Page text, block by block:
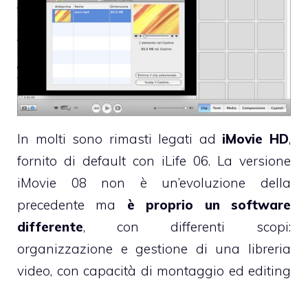
In molti sono rimasti legati ad iMovie HD,
fornito di default con iLife 06. La versione
iMovie 08 non è un’evoluzione della
precedente ma è proprio un software
differente, con differenti scopi:
organizzazione e gestione di una libreria
video, con capacità di montaggio ed editing